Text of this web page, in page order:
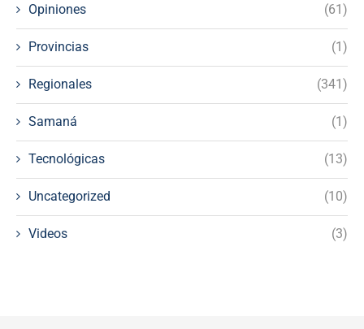
Opiniones (61)
Provincias (1)
Regionales (341)
Samaná (1)
Tecnológicas (13)
Uncategorized (10)
Videos (3)